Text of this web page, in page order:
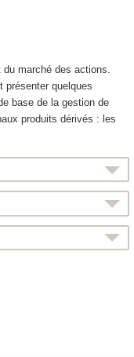
marché des actions.
présenter quelques
base de la gestion de
produits dérivés : les